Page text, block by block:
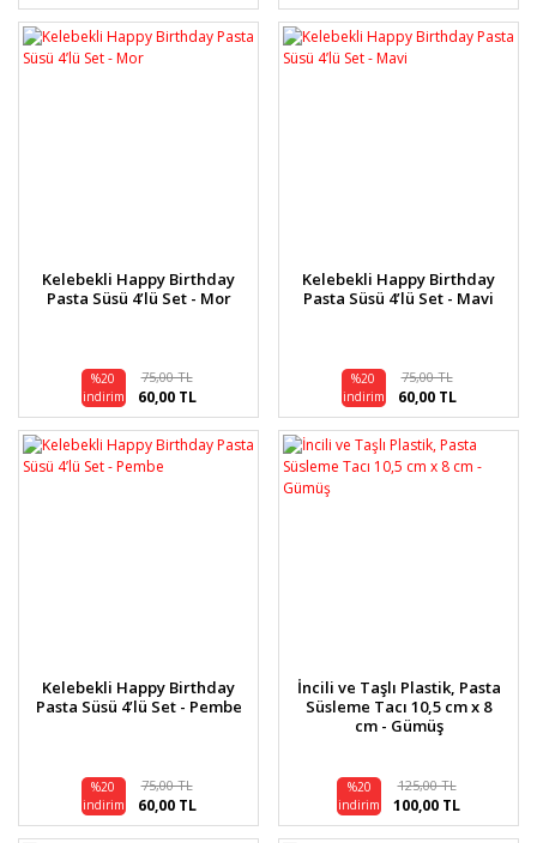
Kelebekli Happy Birthday
Pasta Süsü 4’lü Set - Mor
%20
indirim
75,00 TL
60,00 TL
Kelebekli Happy Birthday
Pasta Süsü 4’lü Set - Mavi
%20
indirim
75,00 TL
60,00 TL
Kelebekli Happy Birthday
Pasta Süsü 4’lü Set - Pembe
%20
indirim
75,00 TL
60,00 TL
İncili ve Taşlı Plastik, Pasta
Süsleme Tacı 10,5 cm x 8
cm - Gümüş
%20
indirim
125,00 TL
100,00 TL